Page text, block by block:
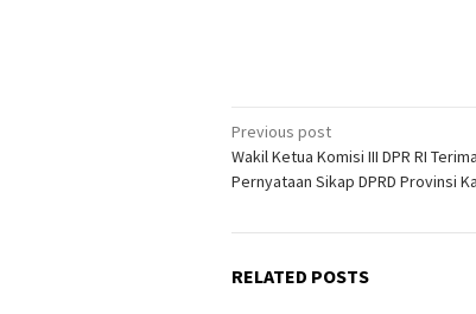
Post
navigation
Previous post
Wakil Ketua Komisi III DPR RI
Pernyataan Sikap DPRD Provinsi
RELATED POSTS